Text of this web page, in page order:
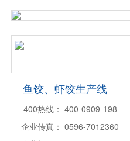
鱼饺、虾饺生产线
400热线： 400-0909-198
企业传真： 0596-7012360